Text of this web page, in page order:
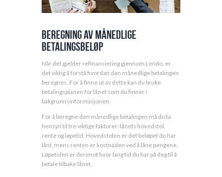
Beregning av månedlige
betalingsbeløp
Når det gjelder refinansiering gjennom Lendo, er
det viktig å forstå hvordan den månedlige betalingen
beregnes. For å finne ut av dette kan du bruke
betalingsplanen for lånet som du finner i
bakgrunnsinformasjonen.
For å beregne den månedlige betalingen må du ta
hensyn til tre viktige faktorer: lånets hovedstol,
rente og løpetid. Hovedstolen er det beløpet du har
lånt, mens renten er kostnaden ved å låne pengene.
Løpetiden er derimot hvor lang tid du har på deg til å
betale tilbake lånet.